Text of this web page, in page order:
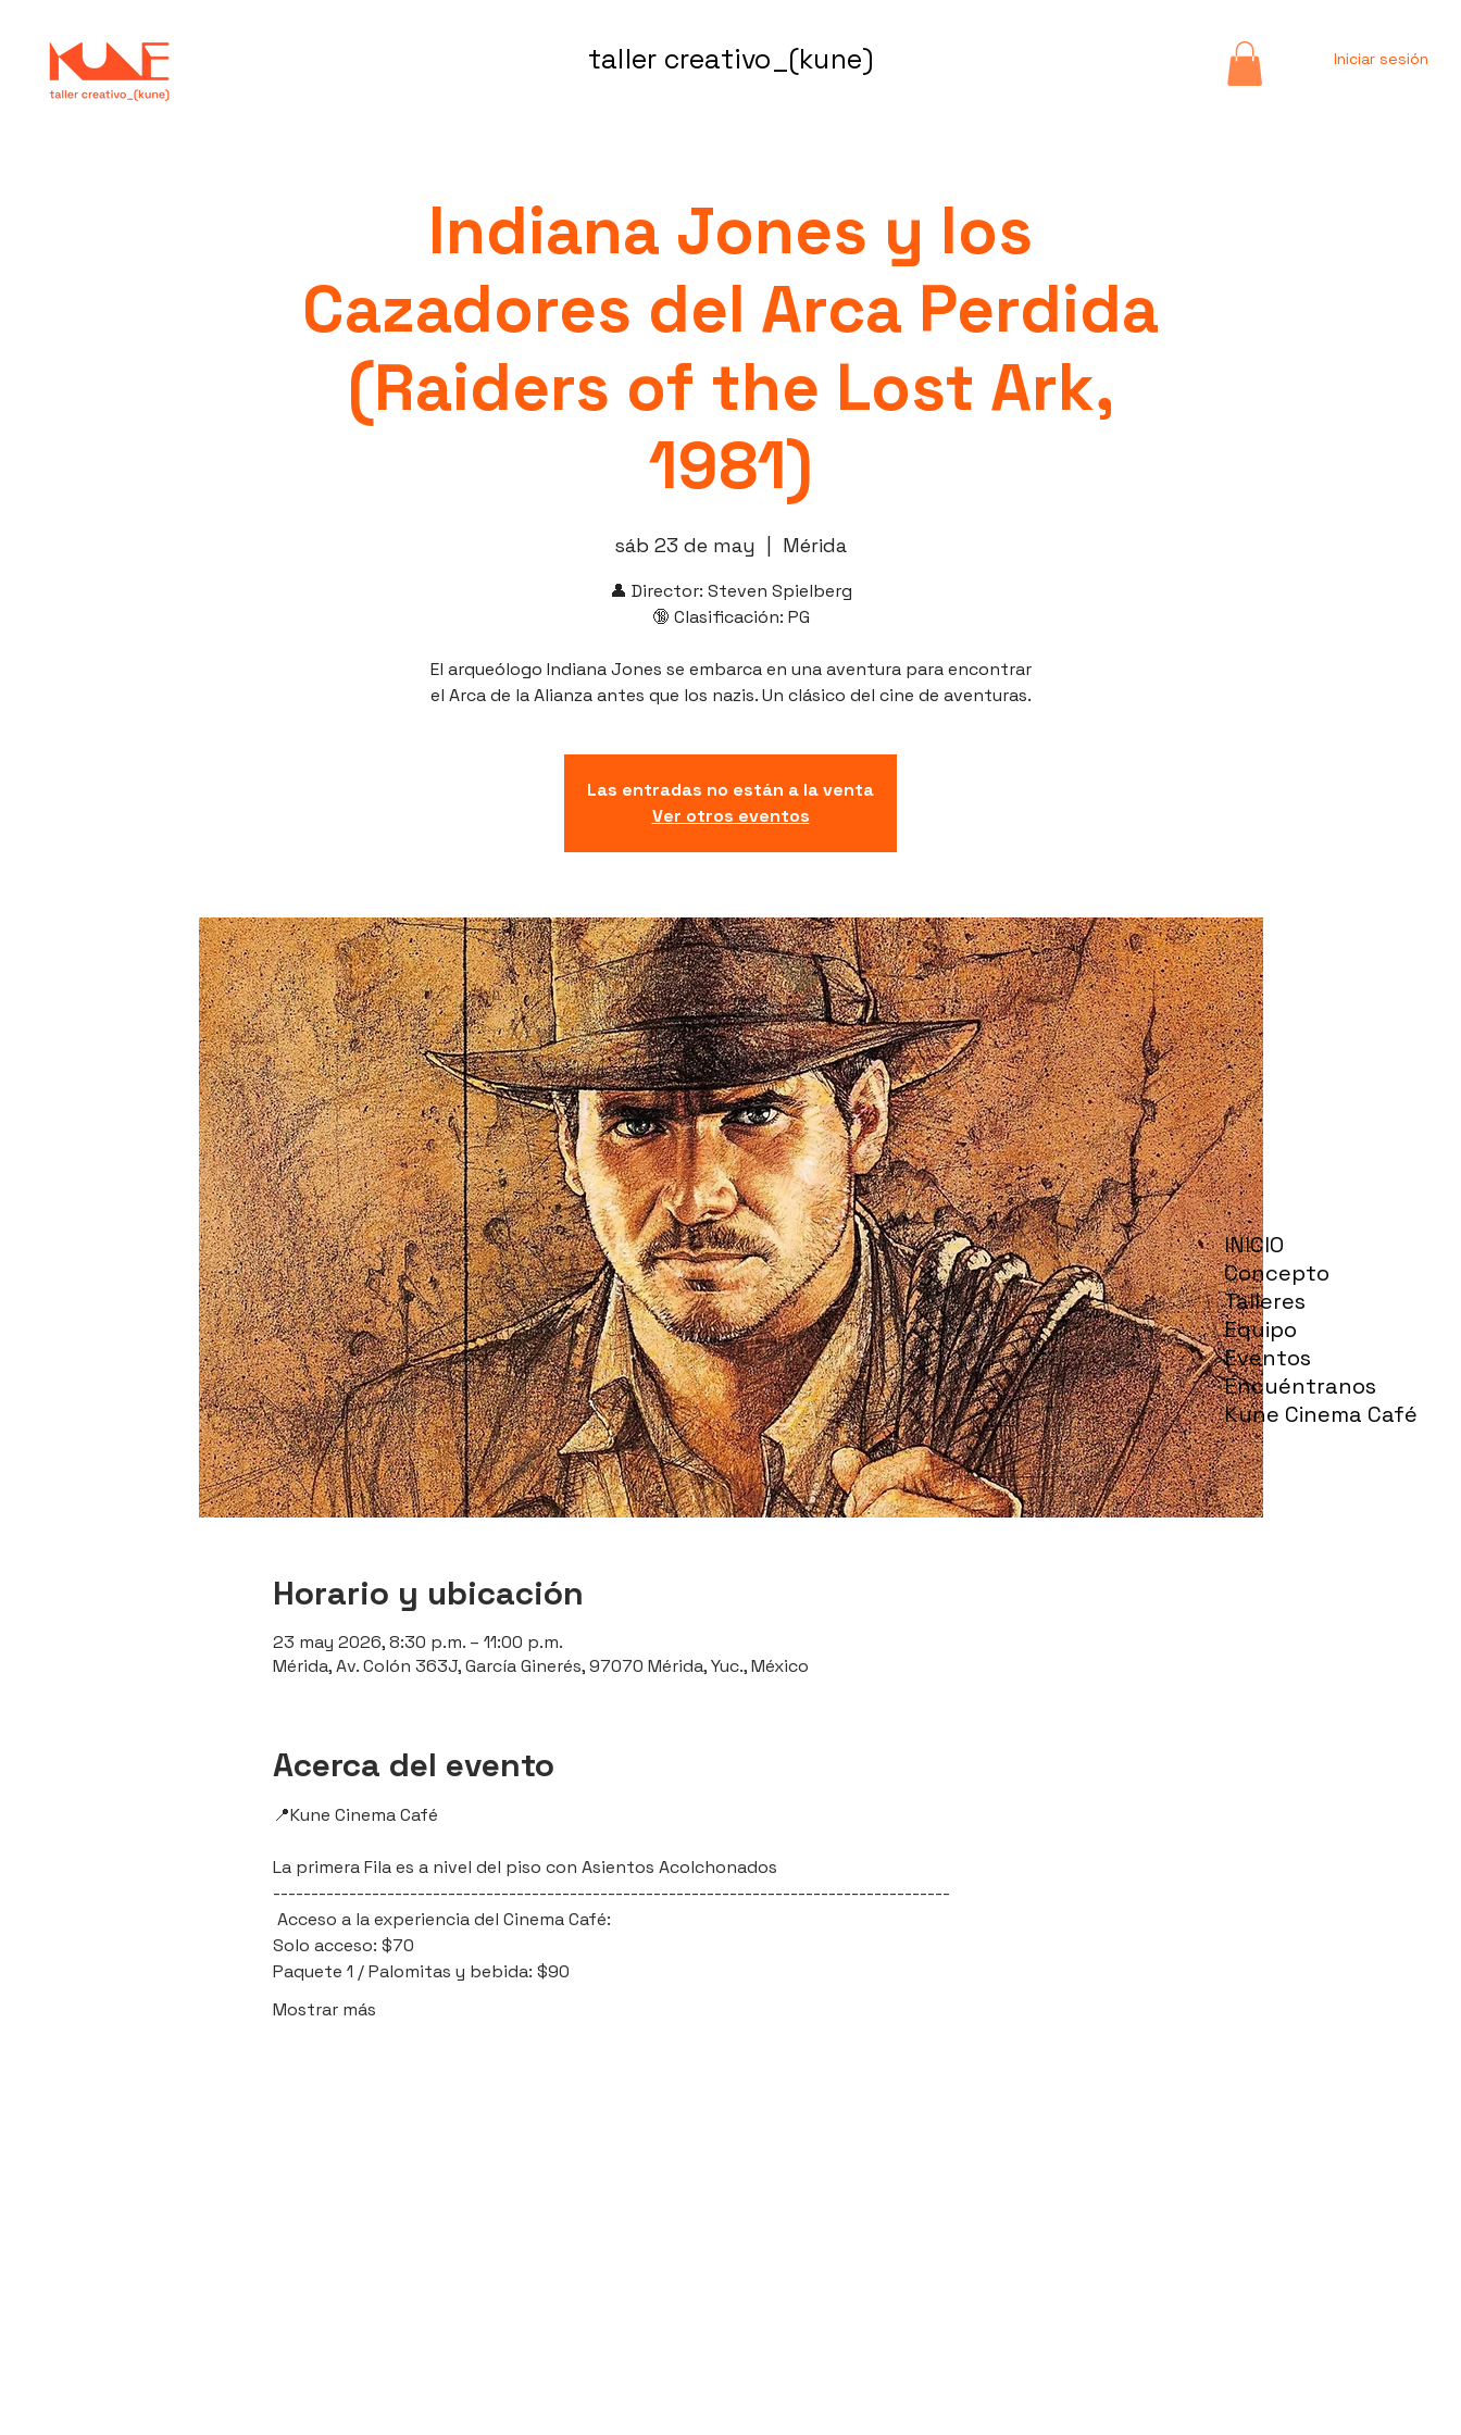
Iniciar sesión
taller creativo_(kune)
INICIO
Concepto
Talleres
Equipo
Eventos
Encuéntranos
Kune Cinema Café
Indiana Jones y los
Cazadores del Arca Perdida
(Raiders of the Lost Ark,
1981)
sáb 23 de may Mérida
👤 Director: Steven Spielberg
🔞 Clasificación: PG
El arqueólogo Indiana Jones se embarca en una aventura para encontrar
el Arca de la Alianza antes que los nazis. Un clásico del cine de aventuras.
Las entradas no están a la venta
Ver otros eventos
Horario y ubicación
23 may 2026, 8:30 p.m. – 11:00 p.m.
Mérida, Av. Colón 363J, García Ginerés, 97070 Mérida, Yuc., México
Acerca del evento
📍Kune Cinema Café
La primera Fila es a nivel del piso con Asientos Acolchonados
-----------------------------------------------------------------------------------------
Acceso a la experiencia del Cinema Café:
Solo acceso: $70
Paquete 1 / Palomitas y bebida: $90
Mostrar más